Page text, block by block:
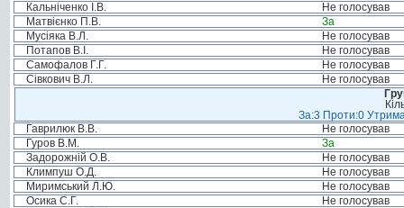
Кальніченко І.В.
Не голосував
Матвієнко П.В.
За
Мусіяка В.Л.
Не голосував
Потапов В.І.
Не голосував
Самофалов Г.Г.
Не голосував
Сівкович В.Л.
Не голосував
За:3 Проти:0
Гаврилюк В.В.
Не голосував
Гуров В.М.
За
Задорожній О.В.
Не голосував
Климпуш О.Д.
Не голосував
Миримський Л.Ю.
Не голосував
Осика С.Г.
Не голосував